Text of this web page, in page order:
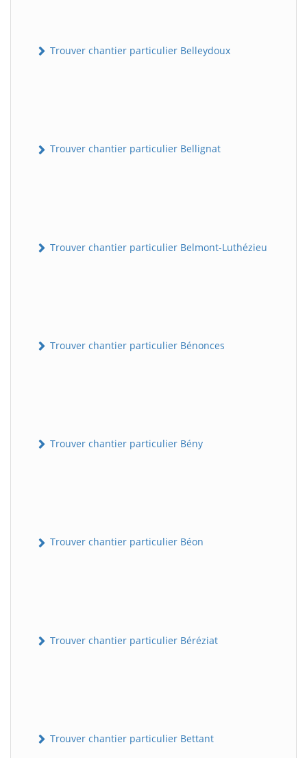
Trouver chantier particulier Belleydoux
Trouver chantier particulier Bellignat
Trouver chantier particulier Belmont-Luthézieu
Trouver chantier particulier Bénonces
Trouver chantier particulier Bény
Trouver chantier particulier Béon
Trouver chantier particulier Béréziat
Trouver chantier particulier Bettant